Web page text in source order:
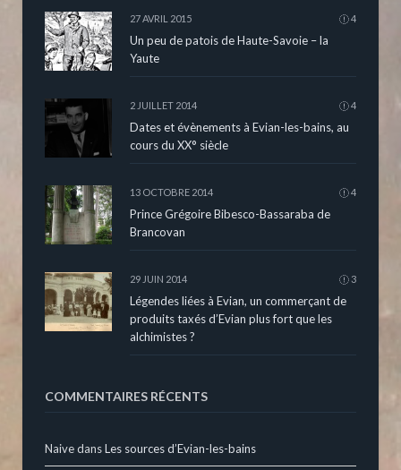
27 AVRIL 2015 4
Un peu de patois de Haute-Savoie – la
Yaute
2 JUILLET 2014 4
Dates et évènements à Evian-les-bains, au
cours du XX° siècle
13 OCTOBRE 2014 4
Prince Grégoire Bibesco-Bassaraba de
Brancovan
29 JUIN 2014 3
Légendes liées à Evian, un commerçant de
produits taxés d’Evian plus fort que les
alchimistes ?
COMMENTAIRES RÉCENTS
NaivedansLes sources d’Evian-les-bains